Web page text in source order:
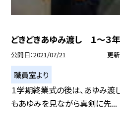
どきどきあゆみ渡し １〜３年
公開日 2021/07/21 更
職員室より
１学期終業式の後は、あゆみ渡
もあゆみを見ながら真剣に先...